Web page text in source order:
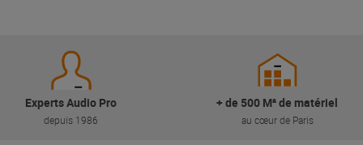
Experts Audio Pro
depuis 1986
+ de 500 M² de matériel
au cœur de Paris